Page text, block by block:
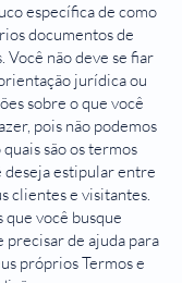
específica de como
documentos de
Você não deve se fiar
jurídica ou
sobre o que você
pois não podemos
são os termos
deseja estipular entre
clientes e visitantes.
que você busque
de ajuda para
próprios Termos e